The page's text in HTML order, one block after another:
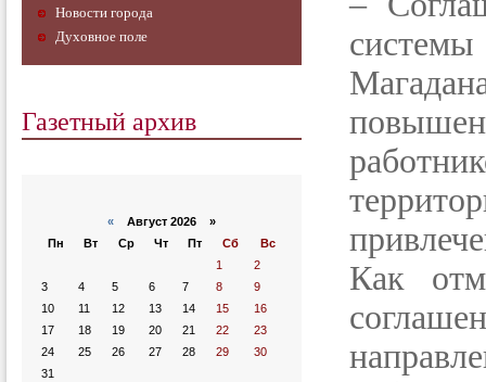
Новости города
Духовное поле
Газетный архив
« Август 2026 »
Пн
Вт Ср Чт Пт Сб
Вс
1
2
3
4 5 6 7 8
9
10
11 12 13 14 15
16
17
18 19 20 21 22
23
24
25 26 27 28 29
30
31
Как